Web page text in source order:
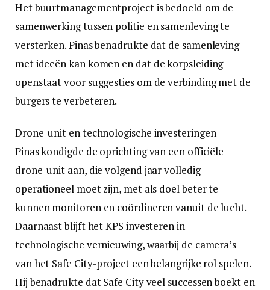
Het buurtmanagementproject is bedoeld om de
samenwerking tussen politie en samenleving te
versterken. Pinas benadrukte dat de samenleving
met ideeën kan komen en dat de korpsleiding
openstaat voor suggesties om de verbinding met de
burgers te verbeteren.
Drone-unit en technologische investeringen
Pinas kondigde de oprichting van een officiële
drone-unit aan, die volgend jaar volledig
operationeel moet zijn, met als doel beter te
kunnen monitoren en coördineren vanuit de lucht.
Daarnaast blijft het KPS investeren in
technologische vernieuwing, waarbij de camera’s
van het Safe City-project een belangrijke rol spelen.
Hij benadrukte dat Safe City veel successen boekt en